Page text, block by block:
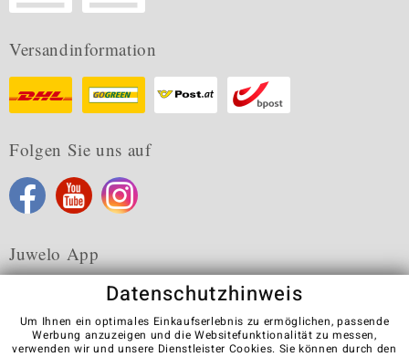
Versandinformation
Folgen Sie uns auf
Juwelo App
Karriere AGB Datenschutz Cookies Impressum
Datenschutzhinweis
Um Ihnen ein optimales Einkaufserlebnis zu ermöglichen, passende
Werbung anzuzeigen und die Websitefunktionalität zu messen,
verwenden wir und unsere Dienstleister Cookies. Sie können durch den